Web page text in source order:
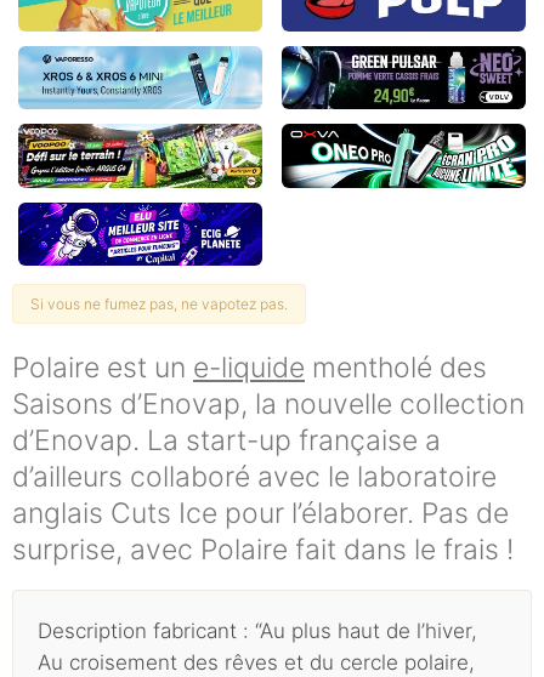
Si vous ne fumez pas, ne vapotez pas.
Polaire est un e-liquide mentholé des
Saisons d’Enovap, la nouvelle collection
d’Enovap. La start-up française a
d’ailleurs collaboré avec le laboratoire
anglais Cuts Ice pour l’élaborer. Pas de
surprise, avec Polaire fait dans le frais !
Description fabricant : “Au plus haut de l’hiver,
Au croisement des rêves et du cercle polaire,